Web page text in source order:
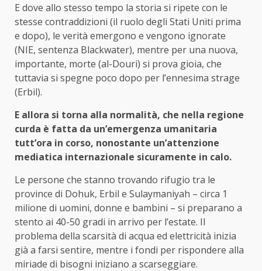
E dove allo stesso tempo la storia si ripete con le
stesse contraddizioni (il ruolo degli Stati Uniti prima
e dopo), le verità emergono e vengono ignorate
(NIE, sentenza Blackwater), mentre per una nuova,
importante, morte (al-Douri) si prova gioia, che
tuttavia si spegne poco dopo per l’ennesima strage
(Erbil).
E allora si torna alla normalità, che nella regione
curda è fatta da un’emergenza umanitaria
tutt’ora in corso, nonostante un’attenzione
mediatica internazionale sicuramente in calo.
Le persone che stanno trovando rifugio tra le
province di Dohuk, Erbil e Sulaymaniyah – circa 1
milione di uomini, donne e bambini – si preparano a
stento ai 40-50 gradi in arrivo per l’estate. Il
problema della scarsità di acqua ed elettricità inizia
già a farsi sentire, mentre i fondi per rispondere alla
miriade di bisogni iniziano a scarseggiare.